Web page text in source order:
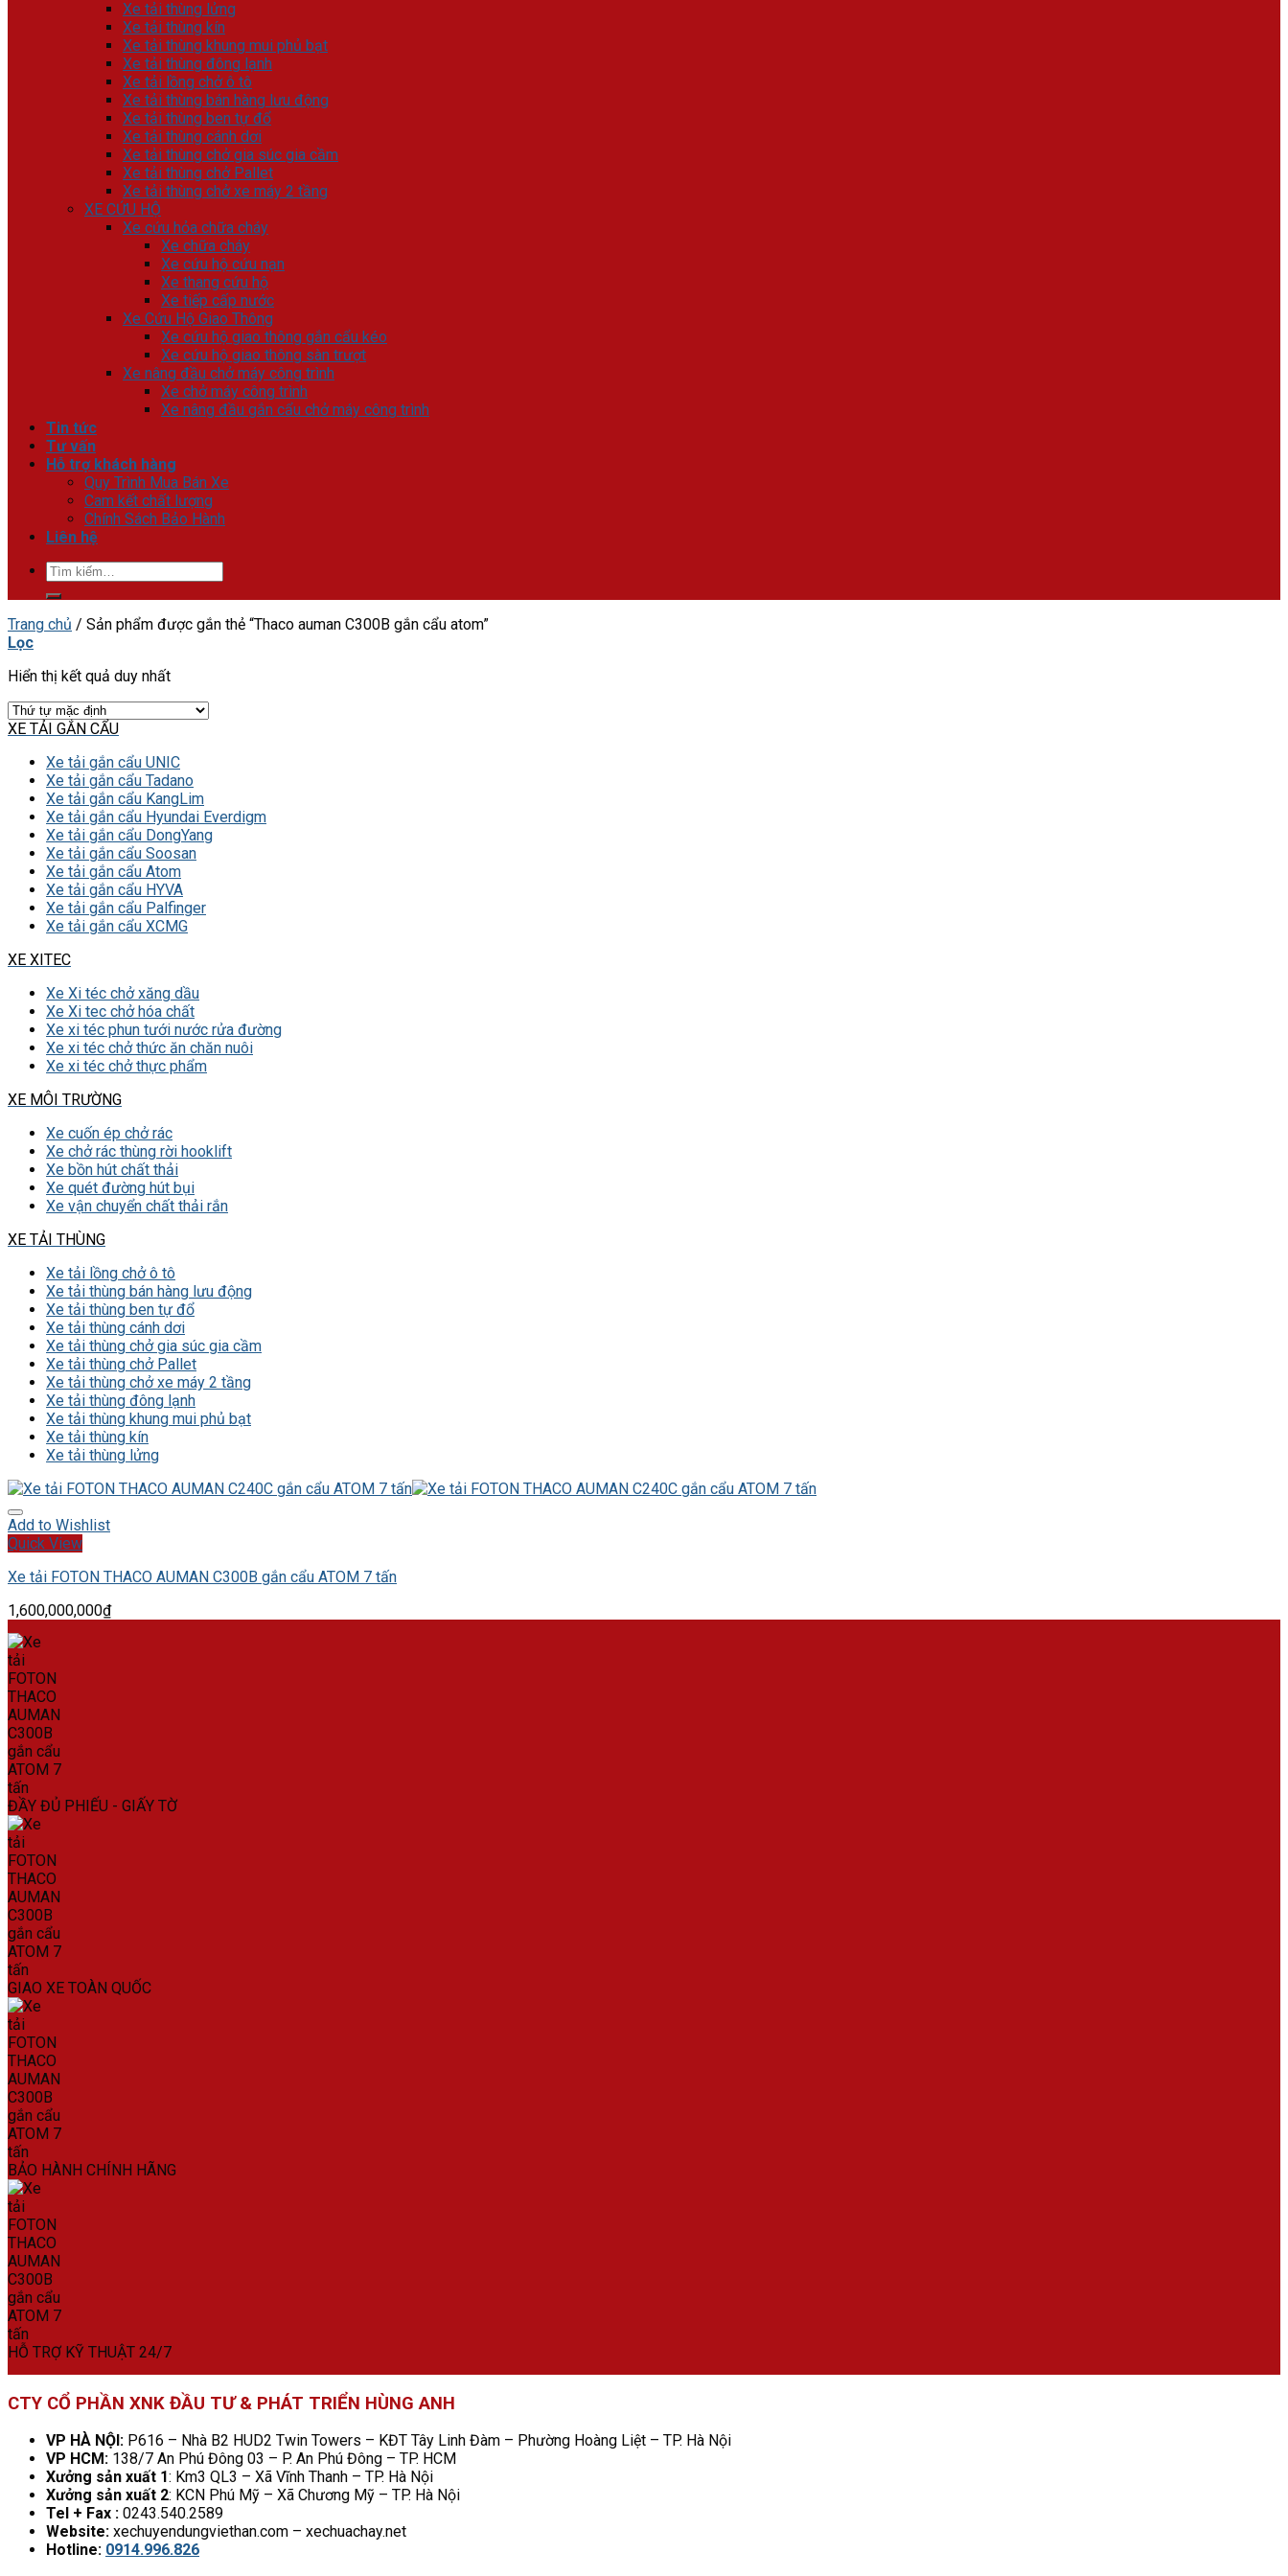
Xe tải thùng lửng
Xe tải thùng kín
Xe tải thùng khung mui phủ bạt
Xe tải thùng đông lạnh
Xe tải lồng chở ô tô
Xe tải thùng bán hàng lưu động
Xe tải thùng ben tự đổ
Xe tải thùng cánh dơi
Xe tải thùng chở gia súc gia cầm
Xe tải thùng chở Pallet
Xe tải thùng chở xe máy 2 tầng
XE CỨU HỘ
Xe cứu hỏa chữa cháy
Xe chữa cháy
Xe cứu hộ cứu nạn
Xe thang cứu hộ
Xe tiếp cấp nước
Xe Cứu Hộ Giao Thông
Xe cứu hộ giao thông gắn cẩu kéo
Xe cứu hộ giao thông sàn trượt
Xe nâng đầu chở máy công trình
Xe chở máy công trình
Xe nâng đầu gắn cẩu chở máy công trình
Tin tức
Tư vấn
Hỗ trợ khách hàng
Quy Trình Mua Bán Xe
Cam kết chất lượng
Chính Sách Bảo Hành
Liên hệ
Tìm
kiếm:
Trang chủ / Sản phẩm được gắn thẻ “Thaco auman C300B gắn cẩu atom”
Lọc
Hiển thị kết quả duy nhất
XE TẢI GẮN CẨU
Xe tải gắn cẩu UNIC
Xe tải gắn cẩu Tadano
Xe tải gắn cẩu KangLim
Xe tải gắn cẩu Hyundai Everdigm
Xe tải gắn cẩu DongYang
Xe tải gắn cẩu Soosan
Xe tải gắn cẩu Atom
Xe tải gắn cẩu HYVA
Xe tải gắn cẩu Palfinger
Xe tải gắn cẩu XCMG
XE XITEC
Xe Xi téc chở xăng dầu
Xe Xi tec chở hóa chất
Xe xi téc phun tưới nước rửa đường
Xe xi téc chở thức ăn chăn nuôi
Xe xi téc chở thực phẩm
XE MÔI TRƯỜNG
Xe cuốn ép chở rác
Xe chở rác thùng rời hooklift
Xe bồn hút chất thải
Xe quét đường hút bụi
Xe vận chuyển chất thải rắn
XE TẢI THÙNG
Xe tải lồng chở ô tô
Xe tải thùng bán hàng lưu động
Xe tải thùng ben tự đổ
Xe tải thùng cánh dơi
Xe tải thùng chở gia súc gia cầm
Xe tải thùng chở Pallet
Xe tải thùng chở xe máy 2 tầng
Xe tải thùng đông lạnh
Xe tải thùng khung mui phủ bạt
Xe tải thùng kín
Xe tải thùng lửng
Add to Wishlist
Quick View
Xe tải FOTON THACO AUMAN C300B gắn cẩu ATOM 7 tấn
1,600,000,000₫
ĐẦY ĐỦ PHIẾU - GIẤY TỜ
GIAO XE TOÀN QUỐC
BẢO HÀNH CHÍNH HÃNG
HỖ TRỢ KỸ THUẬT 24/7
CTY CỔ PHẦN XNK ĐẦU TƯ & PHÁT TRIỂN HÙNG ANH
VP HÀ NỘI: P616 – Nhà B2 HUD2 Twin Towers – KĐT Tây Linh Đàm – Phường Hoàng Liệt – TP. Hà Nội
VP HCM: 138/7 An Phú Đông 03 – P. An Phú Đông – TP. HCM
Xưởng sản xuất 1: Km3 QL3 – Xã Vĩnh Thanh – TP. Hà Nội
Xưởng sản xuất 2: KCN Phú Mỹ – Xã Chương Mỹ – TP. Hà Nội
Tel + Fax : 0243.540.2589
Website: xechuyendungviethan.com – xechuachay.net
Hotline: 0914.996.826